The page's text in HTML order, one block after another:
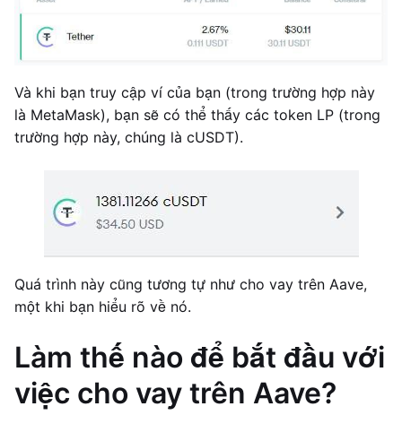
Và khi bạn truy cập ví của bạn (trong trường hợp này
là MetaMask), bạn sẽ có thể thấy các token LP (trong
trường hợp này, chúng là cUSDT).
Quá trình này cũng tương tự như cho vay trên Aave,
một khi bạn hiểu rõ về nó.
Làm thế nào để bắt đầu với
việc cho vay trên Aave?